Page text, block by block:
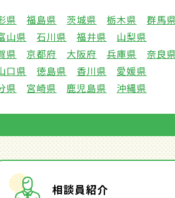
県 福島県 茨城県 栃木県
群馬県
山県 石川県 福井県
山梨県
県 京都府 大阪府 兵庫県
奈良県
口県 徳島県 香川県
愛媛県
県 宮崎県 鹿児島県 沖縄県
相談員紹介